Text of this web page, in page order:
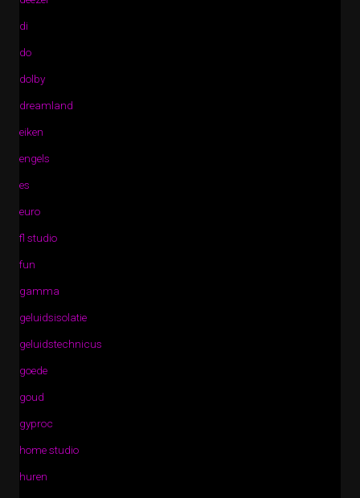
di
do
dolby
dreamland
eiken
engels
es
euro
fl studio
fun
gamma
geluidsisolatie
geluidstechnicus
goede
goud
gyproc
home studio
huren